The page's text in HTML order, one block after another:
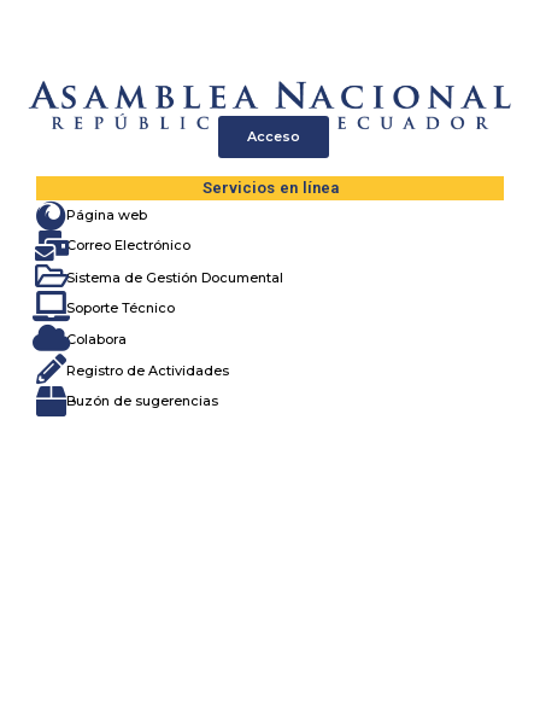
Acceso
Servicios en línea
Página web
Correo Electrónico
Sistema de Gestión Documental
Soporte Técnico
Colabora
Registro de Actividades
Buzón de sugerencias